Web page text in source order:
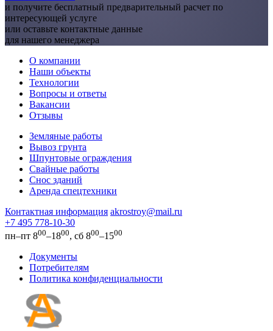
и получите бесплатный предварительный расчет по
интересующей услуге
или оставьте контактные данные
для нашего менеджера
О компании
Наши объекты
Технологии
Вопросы и ответы
Вакансии
Отзывы
Земляные работы
Вывоз грунта
Шпунтовые ограждения
Свайные работы
Снос зданий
Аренда спецтехники
Контактная информация akrostroy@mail.ru
+7 495 778-10-30
пн–пт 800–1800, сб 800–1500
Документы
Потребителям
Политика конфиденциальности